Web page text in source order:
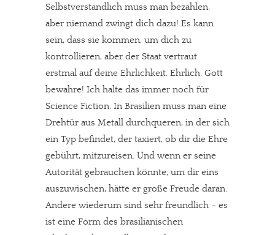
Selbstverständlich muss man bezahlen,
aber niemand zwingt dich dazu! Es kann
sein, dass sie kommen, um dich zu
kontrollieren, aber der Staat vertraut
erstmal auf deine Ehrlichkeit. Ehrlich, Gott
bewahre! Ich halte das immer noch für
Science Fiction. In Brasilien muss man eine
Drehtür aus Metall durchqueren, in der sich
ein Typ befindet, der taxiert, ob dir die Ehre
gebührt, mitzureisen. Und wenn er seine
Autorität gebrauchen könnte, um dir eins
auszuwischen, hätte er große Freude daran.
Andere wiederum sind sehr freundlich – es
ist eine Form des brasilianischen